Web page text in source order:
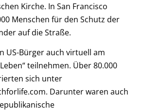
Kirche. In San Francisco
Menschen für den Schutz der
auf die Straße.
US-Bürger auch virtuell am
teilnehmen. Über 80.000
sich unter
Darunter waren auch